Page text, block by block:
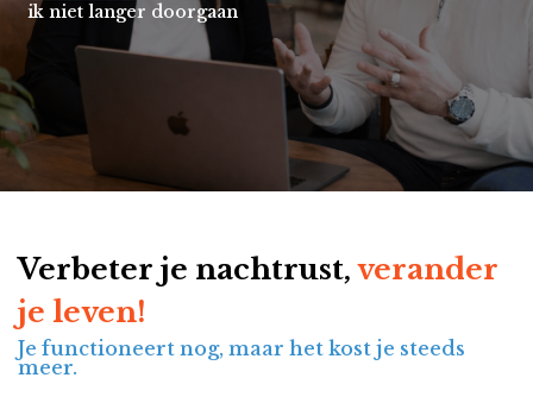
ik niet langer doorgaan
Verbeter je nachtrust, verander
je leven!
Je functioneert nog, maar het kost je steeds
meer.